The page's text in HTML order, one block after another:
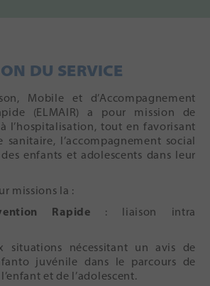
DU SERVICE
Mobile et d’Accompagnement
(ELMAIR) a pour mission de
l’hospitalisation, tout en favorisant
sanitaire, l’accompagnement social
enfants et adolescents dans leur
missions la :
Rapide : liaison intra
situations nécessitant un avis de
juvénile dans le parcours de
et de l’adolescent.